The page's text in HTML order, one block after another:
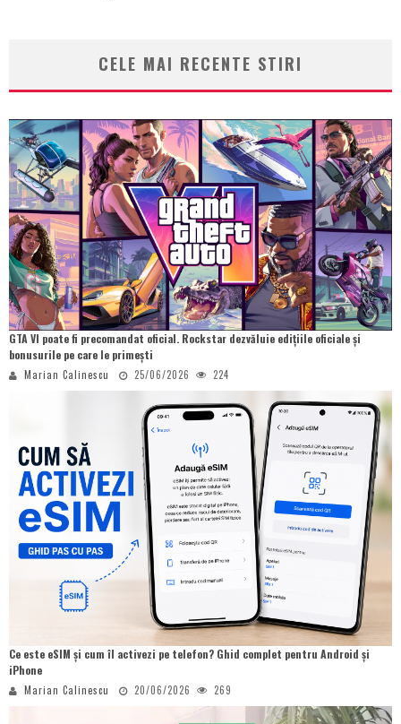
CELE MAI RECENTE STIRI
GTA VI poate fi precomandat oficial. Rockstar dezvăluie edițiile oficiale și
bonusurile pe care le primești
Marian Calinescu 25/06/2026 224
Ce este eSIM și cum îl activezi pe telefon? Ghid complet pentru Android și
iPhone
Marian Calinescu 20/06/2026 269